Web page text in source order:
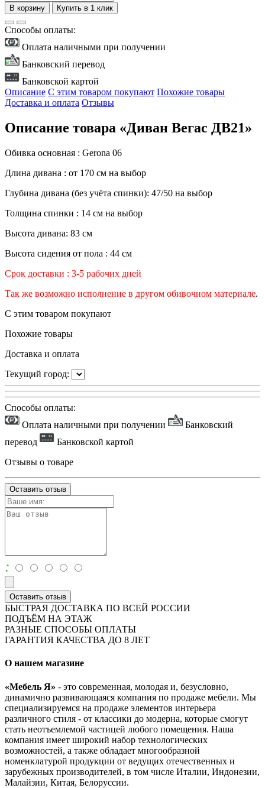
В корзину Купить в 1 клик
Способы оплаты:
Оплата наличными при получении
Банковский перевод
Банковской картой
Описание С этим товаром покупают Похожие товары
Доставка и оплата Отзывы
Описание товара «Диван Вегас ДВ21»
Обивка основная : Gerona 06
Длина дивана : от 170 см на выбор
Глубина дивана (без учёта спинки): 47/50 на выбор
Толщина спинки : 14 см на выбор
Высота дивана: 83 см
Высота сидения от пола : 44 см
Срок доставки : 3-5 рабочих дней
Так же возможно исполнение в другом обивочном материале.
С этим товаром покупают
Похожие товары
Доставка и оплата
Текущий город:
Способы оплаты:
Оплата наличными при получении
Банковский
перевод
Банковской картой
Отзывы о товаре
Оставить отзыв
:
Оставить отзыв
БЫСТРАЯ ДОСТАВКА ПО ВСЕЙ РОССИИ
ПОДЪЁМ НА ЭТАЖ
РАЗНЫЕ СПОСОБЫ ОПЛАТЫ
ГАРАНТИЯ КАЧЕСТВА ДО 8 ЛЕТ
О нашем магазине
«Мебель Я» - это современная, молодая и, безусловно,
динамично развивающаяся компания по продаже мебели. Мы
специализируемся на продаже элементов интерьера
различного стиля - от классики до модерна, которые смогут
стать неотъемлемой частицей любого помещения. Наша
компания имеет широкий набор технологических
возможностей, а также обладает многообразной
номенклатурой продукции от ведущих отечественных и
зарубежных производителей, в том числе Италии, Индонезии,
Малайзии, Китая, Белоруссии.